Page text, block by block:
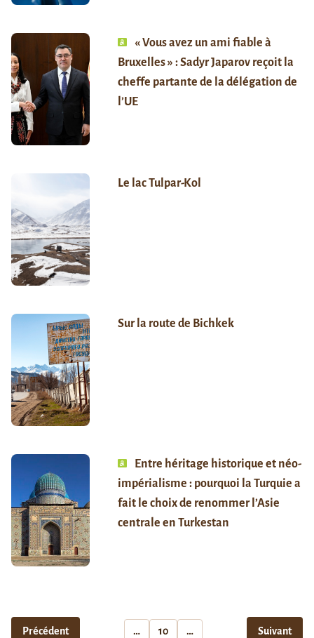
« Vous avez un ami fiable à
Bruxelles » : Sadyr Japarov reçoit la
cheffe partante de la délégation de
l’UE
Le lac Tulpar-Kol
Sur la route de Bichkek
Entre héritage historique et néo-
impérialisme : pourquoi la Turquie a
fait le choix de renommer l’Asie
centrale en Turkestan
Précédent … 10 … Suivant